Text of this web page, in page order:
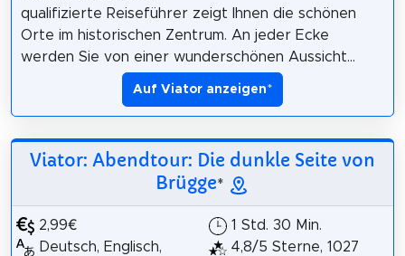
qualifizierte Reiseführer zeigt Ihnen die schönen
Orte im historischen Zentrum. An jeder Ecke
werden Sie von einer wunderschönen Aussicht...
Auf Viator anzeigen*
Viator: Abendtour: Die dunkle Seite von
Brügge*
2,99€
Deutsch, Englisch,
1 Std. 30 Min.
4,8/5 Sterne, 1027